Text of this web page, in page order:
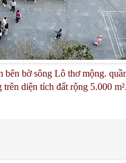
bờ sông Lô thơ mộng.
diện tích đất rộng 5.000 m².